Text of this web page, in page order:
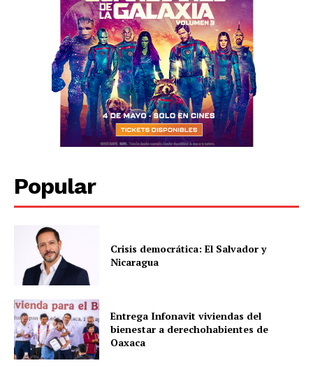
Popular
Crisis democrática: El Salvador y
Nicaragua
Entrega Infonavit viviendas del
bienestar a derechohabientes de
Oaxaca